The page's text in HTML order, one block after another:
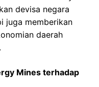
devisa negara
juga memberikan
daerah
Mines terhadap